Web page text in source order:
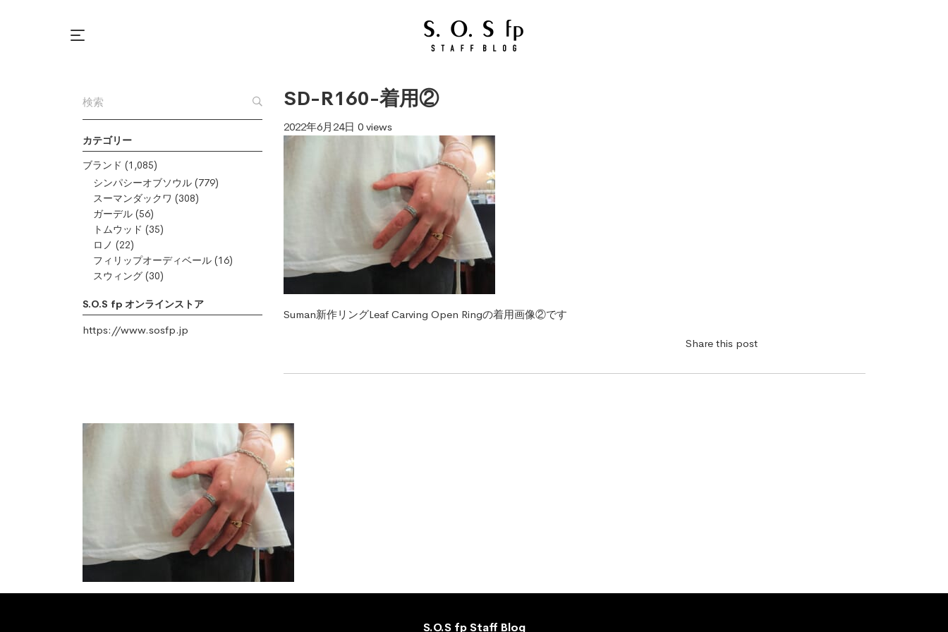
カテゴリー
ブランド (1,085)
シンパシーオブソウル (779)
スーマンダックワ (308)
ガーデル (56)
トムウッド (35)
ロノ (22)
フィリップオーディベール (16)
スウィング (30)
S.O.S fp オンラインストア
https://www.sosfp.jp
SD-R160-着用②
2022年6月24日 0 views
Suman新作リングLeaf Carving Open Ringの着用画像②です
Share this post
S.O.S fp Staff Blog